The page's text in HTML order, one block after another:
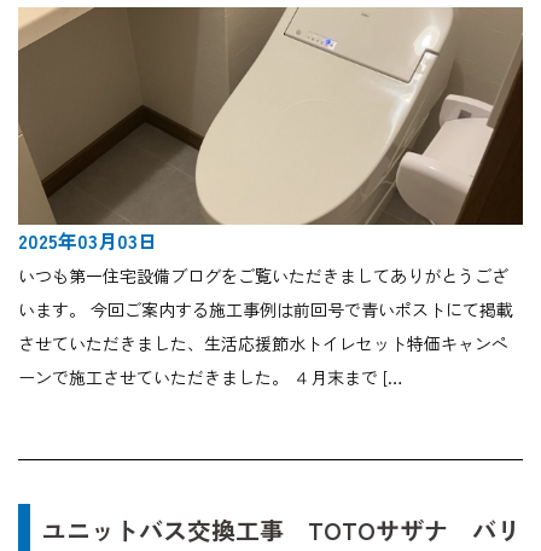
2025年03月03日
いつも第一住宅設備ブログをご覧いただきましてありがとうござ
います。 今回ご案内する施工事例は前回号で青いポストにて掲載
させていただきました、生活応援節水トイレセット特価キャンペ
ーンで施工させていただきました。 ４月末まで […
ユニットバス交換工事 TOTOサザナ バリ